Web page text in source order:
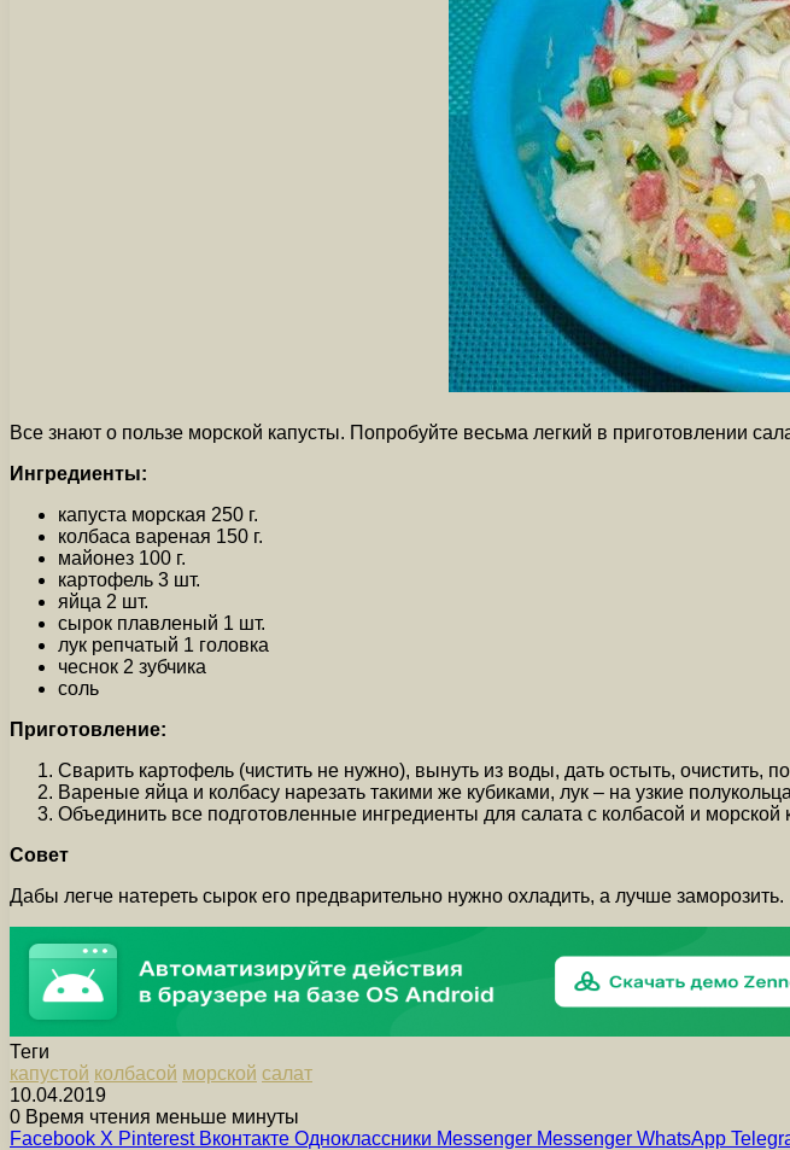
Все знают о пользе морской капусты. Попробуйте весьма легкий в приготовлении
Ингредиенты:
капуста морская 250 г.
колбаса вареная 150 г.
майонез 100 г.
картофель 3 шт.
яйца 2 шт.
сырок плавленый 1 шт.
лук репчатый 1 головка
чеснок 2 зубчика
соль
Приготовление:
Сварить картофель (чистить не нужно), вынуть из воды, дать остыть, очистить,
Вареные яйца и колбасу нарезать такими же кубиками, лук – на узкие
Объединить все подготовленные ингредиенты для салата с колбасой и морской
Совет
Дабы легче натереть сырок его предварительно нужно охладить, а лучше заморозить.
Теги
капустой колбасой морской салат
10.04.2019
0 Время чтения меньше минуты
Facebook X Pinterest Вконтакте Одноклассники Messenger Messenger WhatsApp